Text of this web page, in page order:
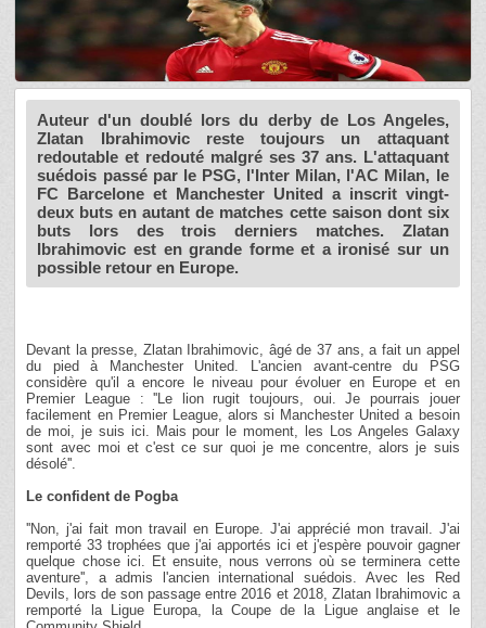
Auteur d'un doublé lors du derby de Los Angeles,
Zlatan Ibrahimovic reste toujours un attaquant
redoutable et redouté malgré ses 37 ans. L'attaquant
suédois passé par le PSG, l'Inter Milan, l'AC Milan, le
FC Barcelone et Manchester United a inscrit vingt-
deux buts en autant de matches cette saison dont six
buts lors des trois derniers matches. Zlatan
Ibrahimovic est en grande forme et a ironisé sur un
possible retour en Europe.
Devant la presse, Zlatan Ibrahimovic, âgé de 37 ans, a fait un appel
du pied à Manchester United. L'ancien avant-centre du PSG
considère qu'il a encore le niveau pour évoluer en Europe et en
Premier League : ''Le lion rugit toujours, oui. Je pourrais jouer
facilement en Premier League, alors si Manchester United a besoin
de moi, je suis ici. Mais pour le moment, les Los Angeles Galaxy
sont avec moi et c'est ce sur quoi je me concentre, alors je suis
désolé''.
Le confident de Pogba
''Non, j'ai fait mon travail en Europe. J'ai apprécié mon travail. J'ai
remporté 33 trophées que j'ai apportés ici et j'espère pouvoir gagner
quelque chose ici. Et ensuite, nous verrons où se terminera cette
aventure'', a admis l'ancien international suédois. Avec les Red
Devils, lors de son passage entre 2016 et 2018, Zlatan Ibrahimovic a
remporté la Ligue Europa, la Coupe de la Ligue anglaise et le